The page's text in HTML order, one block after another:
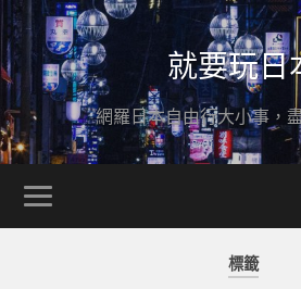
就要玩日
網羅日本自由行大小事，
標籤